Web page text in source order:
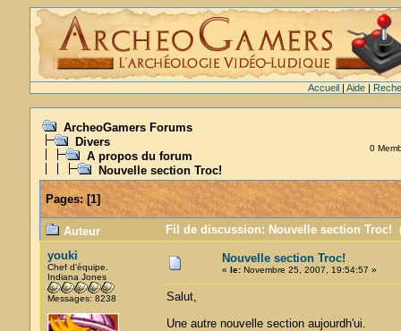
Accueil| Aide|
ArcheoGamers Forums
Divers
A propos du forum
Nouvelle section Troc!
0
Pages:[1]
Auteur
Fil de discussion: Nouvelle section Troc!
youki
Chef d'équipe.
Indiana Jones
Messages: 8238
Nouvelle section Troc!
« le:Novembre 25, 2007, 19:54:57 »
Salut,
Une autre nouvelle section aujourdh'ui.